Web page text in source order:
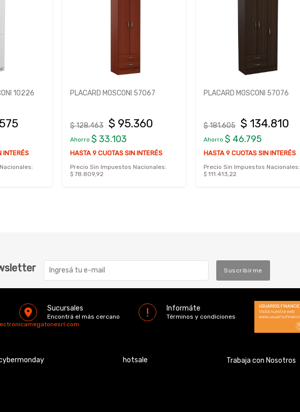
10226
INTERÉS
PLACARD MOSCONI 57067
$ 128.463 $ 95.360
Ahorro $ 33.103
HASTA 9 CUOTAS SIN INTERÉS
Precio Sin Impuestos Nacionales:
$ 78.809,92
PLACARD MOSCONI 57076
$ 181.605 $ 134.810
Ahorro $ 46.795
HASTA 9 CUOTAS SIN INTERÉS
Precio Sin Impuestos Nacionales:
$ 111.413,22
Suscribirme
Sucursales
Encontrá el más cercano
Informáte
Términos y condiciones
hotsale Trabaja con Nosotros